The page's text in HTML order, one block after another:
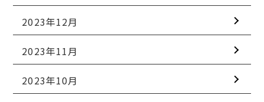
2023年12月
2023年11月
2023年10月